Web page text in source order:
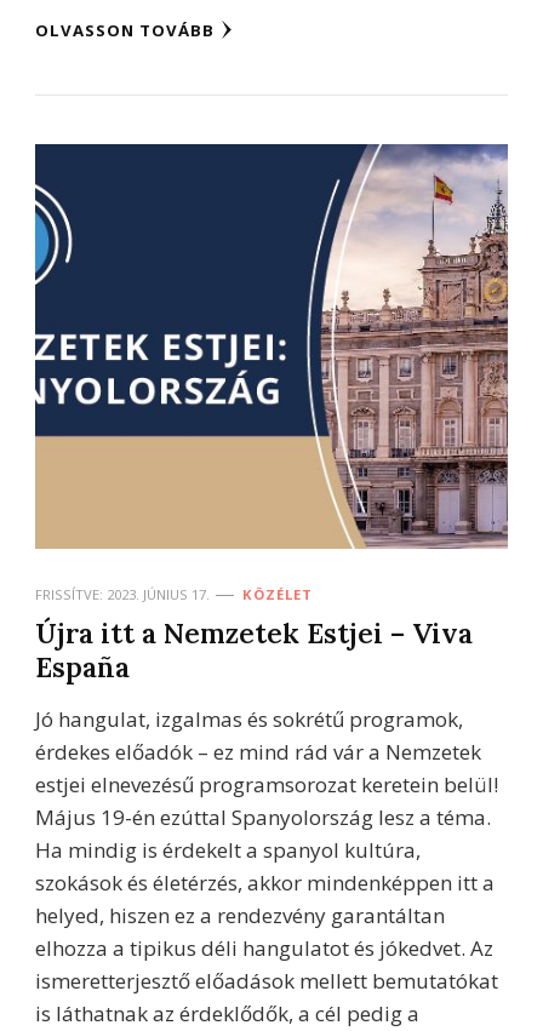
OLVASSON TOVÁBB
FRISSÍTVE: 2023. JÚNIUS 17. KÖZÉLET
Újra itt a Nemzetek Estjei – Viva
España
Jó hangulat, izgalmas és sokrétű programok,
érdekes előadók – ez mind rád vár a Nemzetek
estjei elnevezésű programsorozat keretein belül!
Május 19-én ezúttal Spanyolország lesz a téma.
Ha mindig is érdekelt a spanyol kultúra,
szokások és életérzés, akkor mindenképpen itt a
helyed, hiszen ez a rendezvény garantáltan
elhozza a tipikus déli hangulatot és jókedvet. Az
ismeretterjesztő előadások mellett bemutatókat
is láthatnak az érdeklődők, a cél pedig a